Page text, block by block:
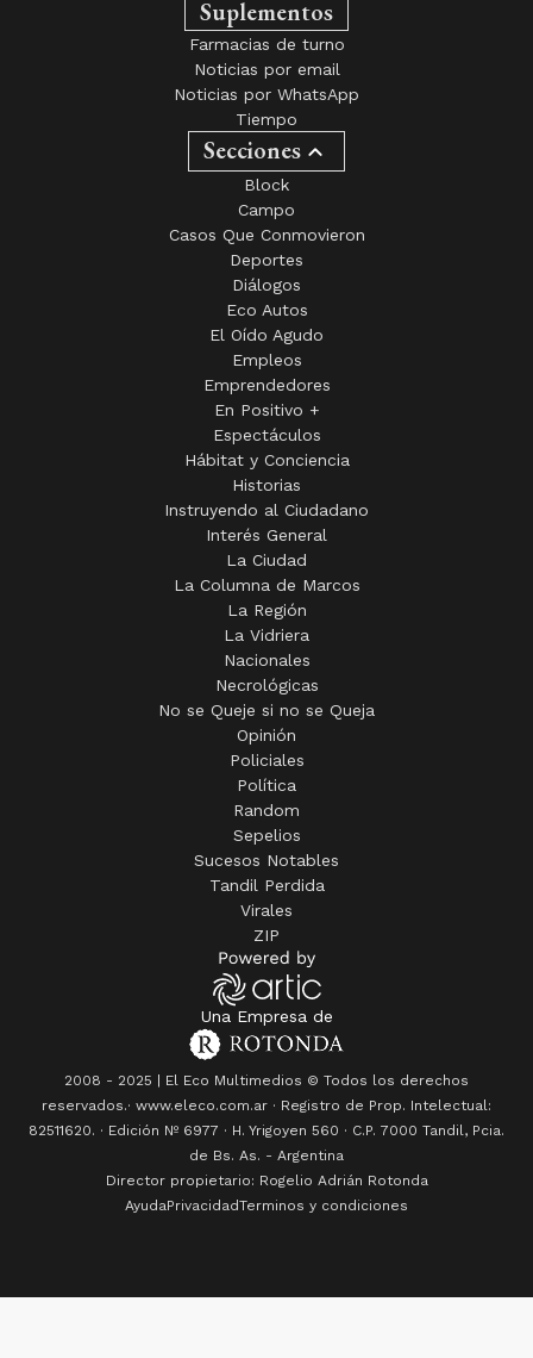
Suplementos
Farmacias de turno
Noticias por email
Noticias por WhatsApp
Tiempo
Secciones
Block
Campo
Casos Que Conmovieron
Deportes
Diálogos
Eco Autos
El Oído Agudo
Empleos
Emprendedores
En Positivo +
Espectáculos
Hábitat y Conciencia
Historias
Instruyendo al Ciudadano
Interés General
La Ciudad
La Columna de Marcos
La Región
La Vidriera
Nacionales
Necrológicas
No se Queje si no se Queja
Opinión
Policiales
Política
Random
Sepelios
Sucesos Notables
Tandil Perdida
Virales
ZIP
Una Empresa de
2008 - 2025 | El Eco Multimedios © Todos los derechos
reservados.· www.eleco.com.ar · Registro de Prop. Intelectual:
82511620. · Edición Nº 6977 · H. Yrigoyen 560 · C.P. 7000 Tandil, Pcia.
de Bs. As. - Argentina
Director propietario: Rogelio Adrián Rotonda
AyudaPrivacidadTerminos y condiciones